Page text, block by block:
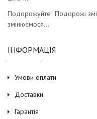
Подорожуйте! Подорожі
змінюємося…
ІНФОРМАЦІЯ
Умови оплати
Доставки
Гарантія